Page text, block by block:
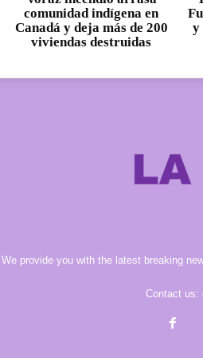
comunidad indígena en
Canadá y deja más de 200
viviendas destruidas
y
We provide you with the latest breaking
Contact us: